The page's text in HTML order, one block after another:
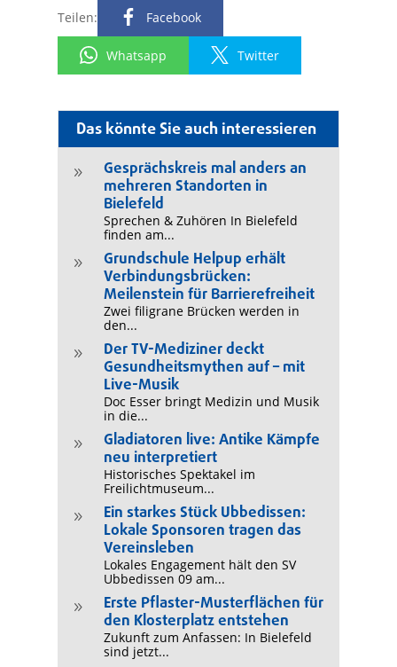
Das könnte Sie auch interessieren
9
Gesprächskreis mal anders an
mehreren Standorten in
Bielefeld
Sprechen & Zuhören In Bielefeld
finden am...
9
Grundschule Helpup erhält
Verbindungsbrücken:
Meilenstein für Barrierefreiheit
Zwei filigrane Brücken werden in
den...
9
Der TV-Mediziner deckt
Gesundheitsmythen auf – mit
Live-Musik
Doc Esser bringt Medizin und Musik
in die...
9
Gladiatoren live: Antike Kämpfe
neu interpretiert
Historisches Spektakel im
Freilichtmuseum...
9
Ein starkes Stück Ubbedissen:
Lokale Sponsoren tragen das
Vereinsleben
Lokales Engagement hält den SV
Ubbedissen 09 am...
9
Erste Pflaster-Musterflächen für
den Klosterplatz entstehen
Zukunft zum Anfassen: In Bielefeld
sind jetzt...
Teilen: Facebook
Whatsapp Twitter